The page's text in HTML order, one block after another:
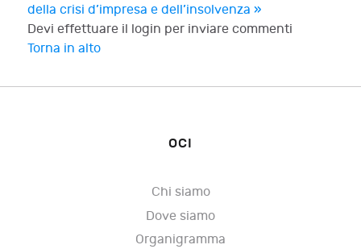
della crisi d’impresa e dell’insolvenza »
Devi effettuare il login per inviare commenti
Torna in alto
OCI
Chi siamo
Dove siamo
Organigramma